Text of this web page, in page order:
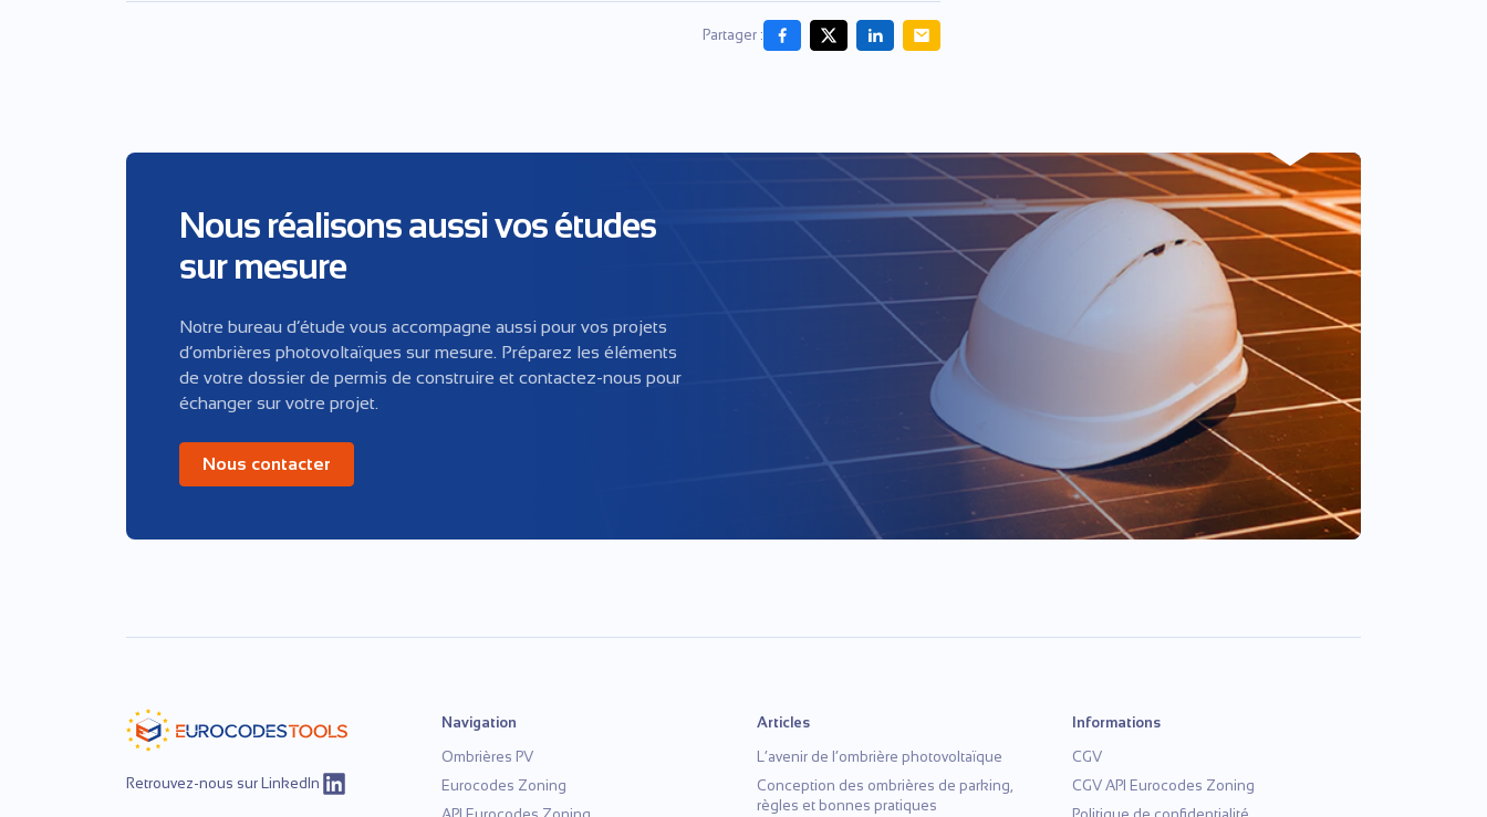
Partager :
Nous réalisons aussi vos études
sur mesure
Notre bureau d’étude vous accompagne aussi pour vos projets
d’ombrières photovoltaïques sur mesure. Préparez les éléments
de votre dossier de permis de construire et contactez-nous pour
échanger sur votre projet.
Nous contacter
Retrouvez-nous sur LinkedIn
Navigation
Ombrières PV
Eurocodes Zoning
Articles
L’avenir de l’ombrière photovoltaïque
Conception des ombrières de parking,
règles et bonnes pratiques
Informations
CGV
CGV API Eurocodes Zoning